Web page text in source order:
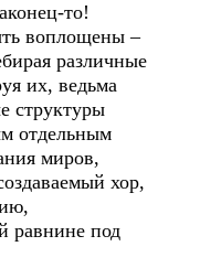
то!
воплощены –
различные
их, ведьма
структуры
отдельным
миров,
хор,
равнине под